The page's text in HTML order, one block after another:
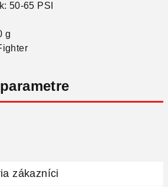
50-65 PSI
g